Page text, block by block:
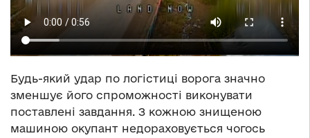
Будь-який удар по логістиці ворога значно
зменшує його спроможності виконувати
поставлені завдання. З кожною знищеною
машиною окупант недораховується чогось